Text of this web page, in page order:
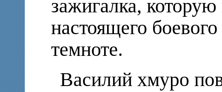
зажигалка,
настоящего
темноте.
Василий хмуро